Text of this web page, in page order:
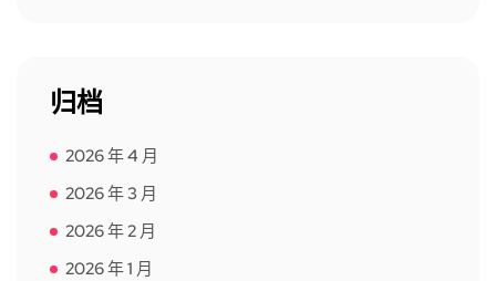
归档
2026 年 4 月
2026 年 3 月
2026 年 2 月
2026 年 1 月